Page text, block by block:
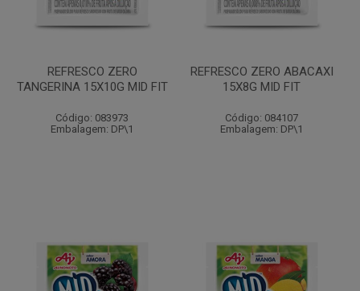
REFRESCO ZERO
TANGERINA 15X10G MID FIT
Código: 083973
Embalagem: DP\1
REFRESCO ZERO ABACAXI
15X8G MID FIT
Código: 084107
Embalagem: DP\1